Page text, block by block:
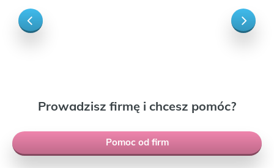
Prowadzisz firmę i chcesz pomóc?
Pomoc od firm